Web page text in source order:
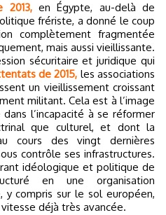
2013,en Égypte, au-delà de
frériste, a donné le coup
complètement fragmentée
mais aussi vieillissante.
sécuritaire et juridique qui
de 2015, les associations
un vieillissement croissant
militant. Cela est à l’image
l’incapacité à se réformer
que culturel, et dont la
cours des vingt dernières
contrôle ses infrastructures.
idéologique et politique de
en une organisation
y compris sur le sol européen,
déjà très avancée.